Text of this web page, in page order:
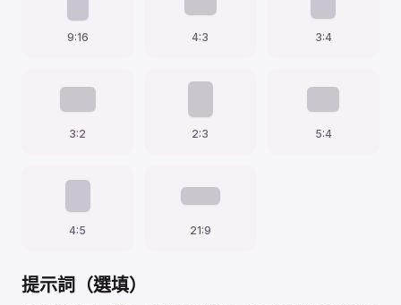
9:16 4:3 3:4
3:2 2:3 5:4
4:5 21:9
提示詞（選填）